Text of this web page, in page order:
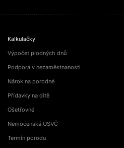
Kalkulačky
Výpočet plodných dnů
Podpora v nezaměstnanosti
Nárok na porodné
Přídavky na dítě
Ošetřovné
Nemocenská OSVČ
Termín porodu